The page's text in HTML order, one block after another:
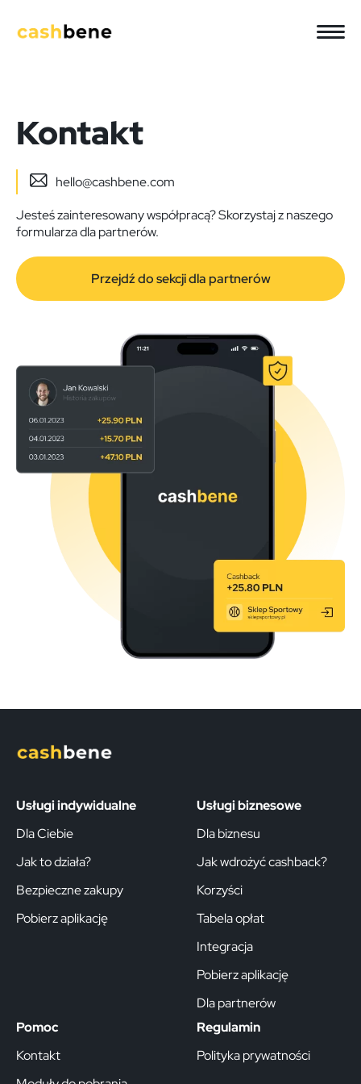
Kontakt
hello@cashbene.com
Jesteś zainteresowany współpracą? Skorzystaj z naszego
formularza dla partnerów.
Przejdź do sekcji dla partnerów
Usługi indywidualne
Dla Ciebie
Jak to działa?
Bezpieczne zakupy
Pobierz aplikację
Usługi biznesowe
Dla biznesu
Jak wdrożyć cashback?
Korzyści
Tabela opłat
Integracja
Pobierz aplikację
Dla partnerów
Pomoc
Kontakt
Regulamin
Polityka prywatności